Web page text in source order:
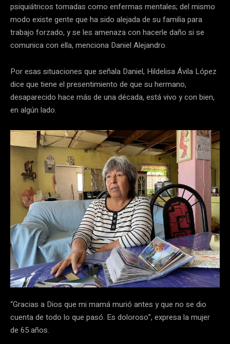
psiquiátricos tomadas como enfermas mentales; del mismo
modo existe gente que ha sido alejada de su familia para
trabajo forzado, y se les amenaza con hacerle daño si se
comunica con ella, menciona Daniel Alejandro.
Por esas situaciones que señala Daniel, Hildelisa Ávila López
dice que tiene el presentimiento de que su hermano,
desaparecido hace más de una década, está vivo y con bien,
en algún lado.
“Gracias a Dios que mi mamá murió antes y que no se dio
cuenta de todo lo que pasó. Es doloroso”, expresa la mujer
de 65 años.